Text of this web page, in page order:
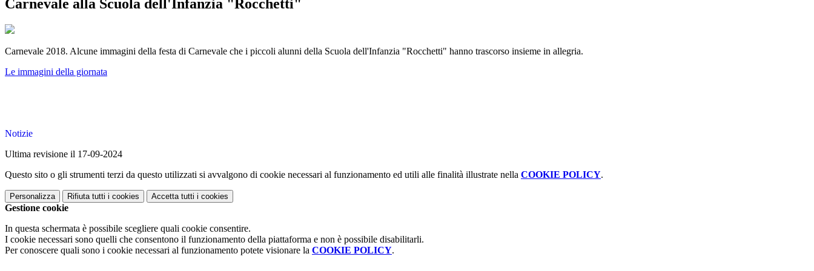
Carnevale alla Scuola dell'Infanzia "Rocchetti"
Carnevale 2018. Alcune immagini della festa di Carnevale che i piccoli alunni della Scuola dell'Infanzia "Rocchetti" hanno trascorso insieme in allegria.
Le immagini della giornata
Notizie
Ultima revisione il 17-09-2024
Questo sito o gli strumenti terzi da questo utilizzati si avvalgono di cookie necessari al funzionamento ed utili alle finalità illustrate nella COOKIE POLICY.
Personalizza Rifiuta tutti i cookies Accetta tutti i cookies
Gestione cookie
In questa schermata è possibile scegliere quali cookie consentire.
I cookie necessari sono quelli che consentono il funzionamento della piattaforma e non è possibile disabilitarli.
Per conoscere quali sono i cookie necessari al funzionamento potete visionare la COOKIE POLICY.